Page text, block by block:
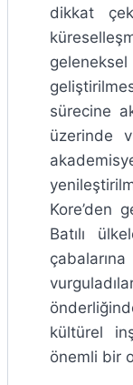
dikkat
sürecine
üzerinde
Kore’den
Batılı
çabalarına
kültürel
önemli bir